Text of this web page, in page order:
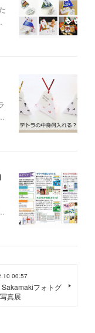
00:57
Sakamakiフォトグ
真展